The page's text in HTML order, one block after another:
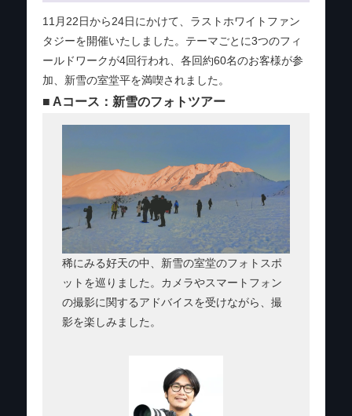
11月22日から24日にかけて、ラストホワイトファン
タジーを開催いたしました。テーマごとに3つのフィ
ールドワークが4回行われ、各回約60名のお客様が参
加、新雪の室堂平を満喫されました。
■ Aコース：新雪のフォトツアー
稀にみる好天の中、新雪の室堂のフォトスポ
ットを巡りました。カメラやスマートフォン
の撮影に関するアドバイスを受けながら、撮
影を楽しみました。